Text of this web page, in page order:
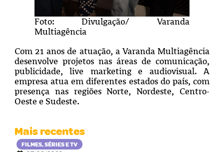
Foto: Divulgação/ Varanda
Multiagência
Com 21 anos de atuação, a Varanda Multiagência
desenvolve projetos nas áreas de comunicação,
publicidade, live marketing e audiovisual. A
empresa atua em diferentes estados do país, com
presença nas regiões Norte, Nordeste, Centro-
Oeste e Sudeste.
Mais recentes
FILMES, SÉRIES E TV